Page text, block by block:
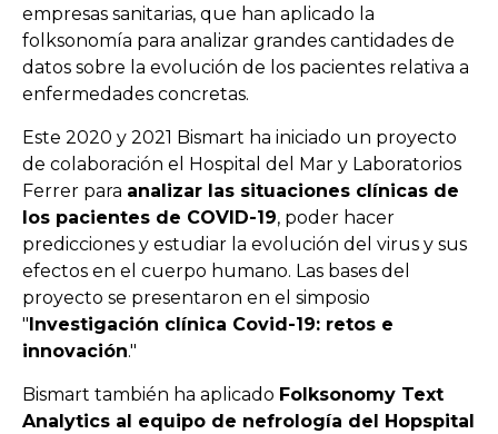
empresas sanitarias, que han aplicado la
folksonomía para analizar grandes cantidades de
datos sobre la evolución de los pacientes relativa a
enfermedades concretas.
Este 2020 y 2021 Bismart ha iniciado un proyecto
de colaboración el Hospital del Mar y Laboratorios
Ferrer para analizar las situaciones clínicas de
los pacientes de COVID-19, poder hacer
predicciones y estudiar la evolución del virus y sus
efectos en el cuerpo humano. Las bases del
proyecto se presentaron en el simposio
" Investigación clínica Covid-19: retos e
innovación."
Bismart también ha aplicado Folksonomy Text
Analytics al equipo de nefrología del Hopspital